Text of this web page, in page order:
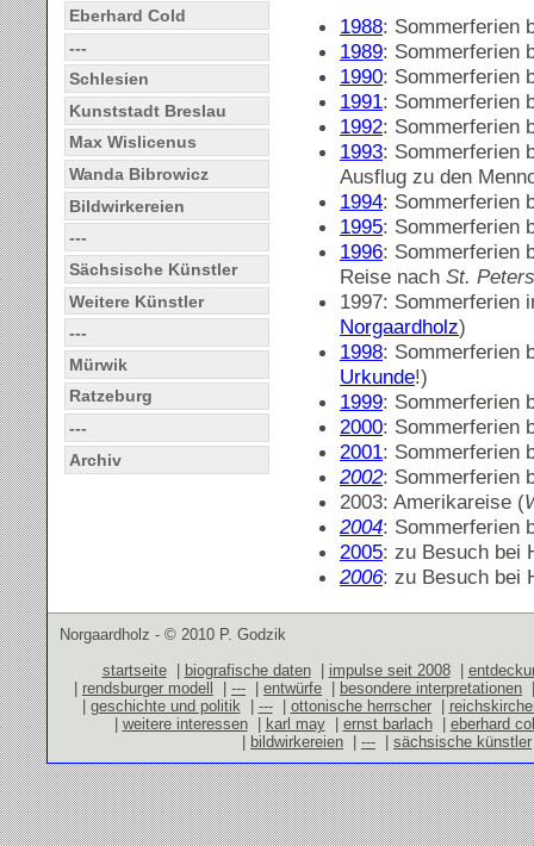
Eberhard Cold
---
Schlesien
Kunststadt Breslau
Max Wislicenus
Wanda Bibrowicz
Bildwirkereien
---
Sächsische Künstler
Weitere Künstler
---
Mürwik
Ratzeburg
---
Archiv
1988: Sommerferien
1989: Sommerferien
1990: Sommerferien
1991: Sommerferien
1992: Sommerferien
1993: Sommerferien
Ausflug zu den
1994: Sommerferien
1995: Sommerferien
1996: Sommerferien
Reise nach St.
1997: Sommerferien
Norgaardholz)
1998: Sommerferien
Urkunde!)
1999: Sommerferien
2000: Sommerferien
2001: Sommerferien
2002: Sommerferien
2003: Amerikareise (
2004: Sommerferien
2005: zu Besuch bei
2006: zu Besuch bei
Norgaardholz - © 2010 P. Godzik
startseite| biografische daten| impulse seit 2008|
rendsburger modell --- entwürfe besondere interpretationen
geschichte und politik| ---| ottonische herrscher|
weitere interessen| karl may| ernst barlach| eberhard
bildwirkereien --- sächsische künstler